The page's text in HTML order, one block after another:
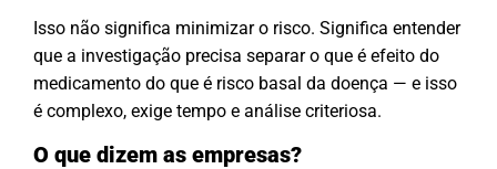
Isso não significa minimizar o risco. Significa entender
que a investigação precisa separar o que é efeito do
medicamento do que é risco basal da doença — e isso
é complexo, exige tempo e análise criteriosa.
O que dizem as empresas?